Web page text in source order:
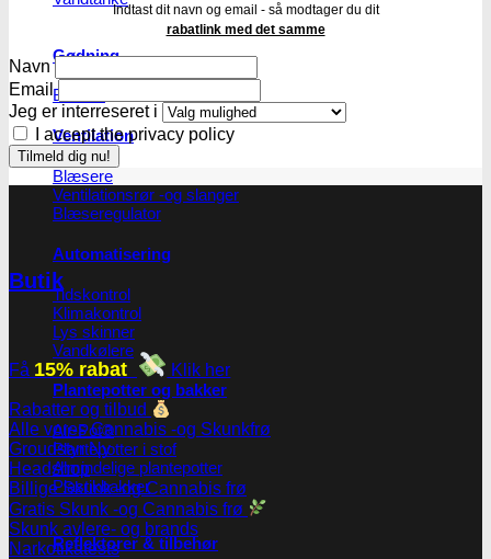
Gødning
Biobizz
Ventilation
Blæsere
Ventilationsrør -og slanger
Blæseregulator
Automatisering
Tidskontrol
Klimakontrol
Lys skinner
Vandkølere
Plantepotter og bakker
Air-Pot®
Plantepotter i stof
Almindelige plantepotter
Plastikbakker
Reflektorer & tilbehør
Indtast dit navn og email - så modtager du dit
rabatlink med det samme
Navn
Email
Jeg er interreseret i
I accept the privacy policy
Butik
Få 15% rabat Klik her
Rabatter og tilbud
Alle vores Cannabis -og Skunkfrø
Groudstyr
Headshop
Billige Skunk -og Cannabis frø
Gratis Skunk -og Cannabis frø
Skunk avlere- og brands
Narkotikatests